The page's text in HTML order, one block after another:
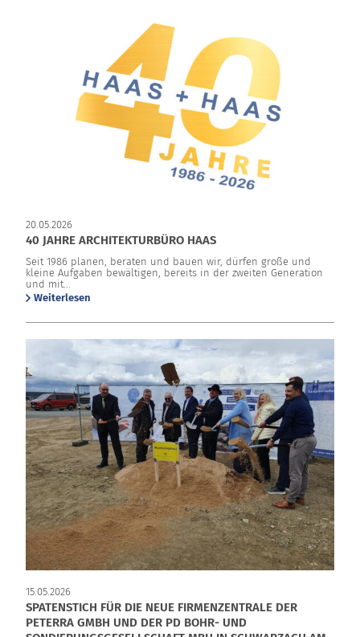
20.05.2026
40 JAHRE ARCHITEKTURBÜRO HAAS
Seit 1986 planen, beraten und bauen wir, dürfen große und
kleine Aufgaben bewältigen, bereits in der zweiten Generation
und mit...
Weiterlesen
15.05.2026
SPATENSTICH FÜR DIE NEUE FIRMENZENTRALE DER
PETERRA GMBH UND DER PD BOHR- UND